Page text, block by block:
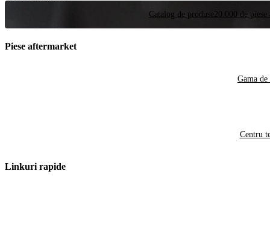
Catalog de produse 20.000 de
Piese aftermarket
Gama de
Centru
Linkuri rapide